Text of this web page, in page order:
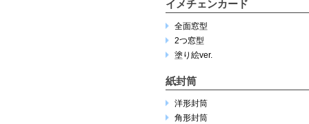
イメチェンカード
全面窓型
2つ窓型
塗り絵ver.
紙封筒
洋形封筒
角形封筒